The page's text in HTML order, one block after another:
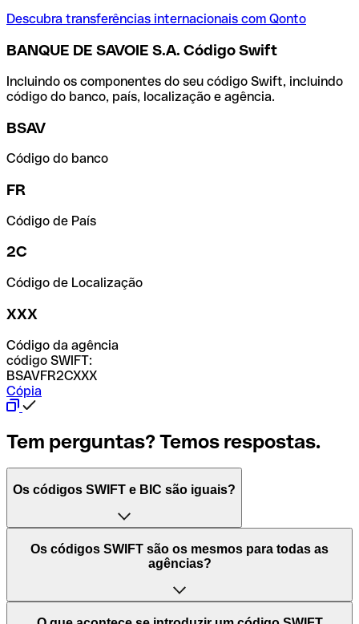
Descubra transferências internacionais com Qonto
BANQUE DE SAVOIE S.A. Código Swift
Incluindo os componentes do seu código Swift, incluindo
código do banco, país, localização e agência.
BSAV
Código do banco
FR
Código de País
2C
Código de Localização
XXX
Código da agência
código SWIFT:
BSAVFR2CXXX
Cópia
Tem perguntas? Temos respostas.
Os códigos SWIFT e BIC são iguais?
O acrónimo SWIFT significa "Society for Worldwide
Interbank Financial Telecommunication (Sociedade para
Mundiais)". Trata-se de uma rede mundial onde se
processam pagamentos entre países. Por outro lado, BIC
Os códigos SWIFT são os mesmos para todas as
agências?